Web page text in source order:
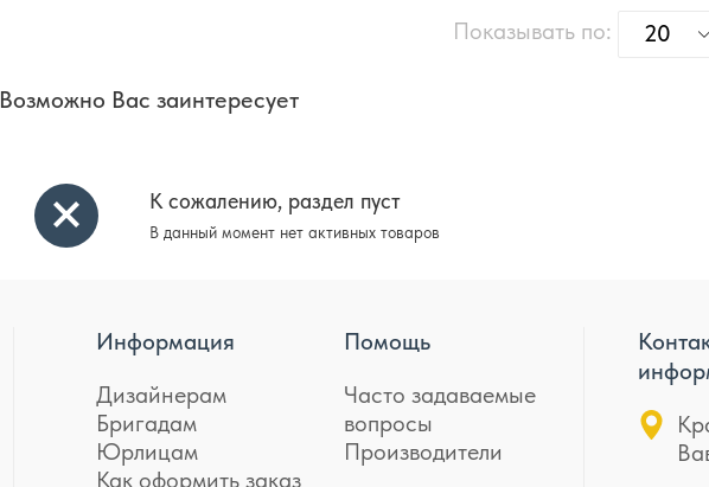
Показывать по: 20
Возможно Вас заинтересует
К сожалению, раздел пуст
В данный момент нет активных товаров
Информация
Дизайнерам
Бригадам
Юрлицам
Как оформить заказ
Помощь
Часто задаваемые
вопросы
Производители